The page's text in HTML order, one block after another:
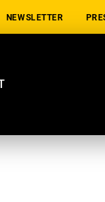
NEWSLETTER